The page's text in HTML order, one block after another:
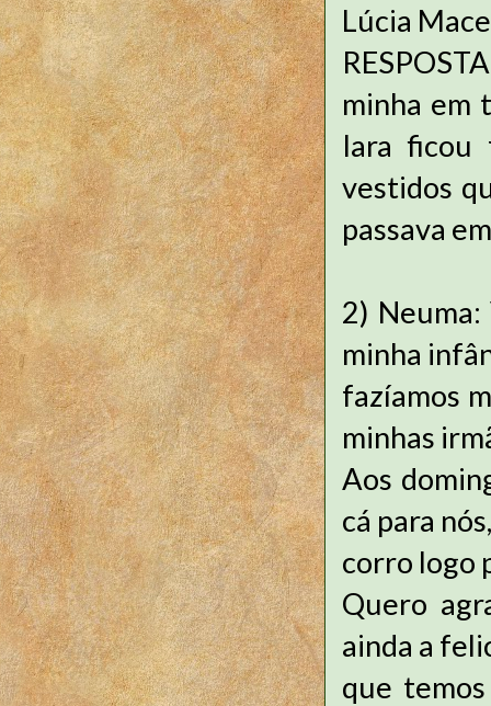
Lúcia
minha em
Iara ficou
vestidos
passava
2)
minha
fazíamos
minhas
Aos
cá para nós,
corro logo
Quero
ainda a
que